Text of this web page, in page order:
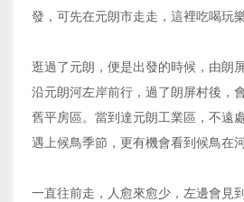
發，可先在元朗市走走，這裡吃喝玩
逛過了元朗，便是出發的時候，由朗
沿元朗河左岸前行，過了朗屏村後，
舊平房區。當到達元朗工業區，不遠
遇上候鳥季節，更有機會看到候鳥在
一直往前走，人愈來愈少，左邊會見